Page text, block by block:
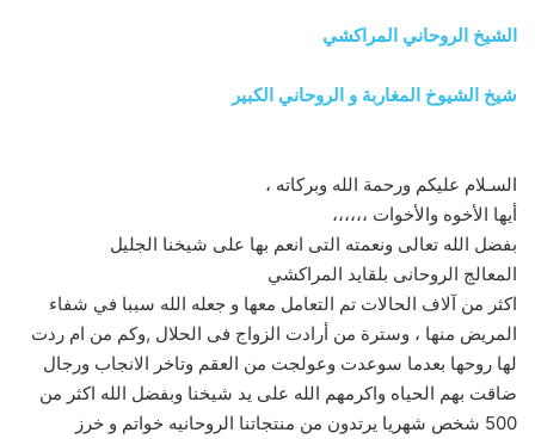
الشيخ الروحاني المراكشي
شيخ الشيوخ المغاربة و الروحاني الكبير
السـلام عليكم ورحمة الله وبركاته ،
أيها الأخوه والأخوات ،،،،،،
بفضل الله تعالى ونعمته التى انعم بها على شيخنا الجليل
المعالج الروحانى بلقايد المراكشي
اكثر من آلاف الحالات تم التعامل معها و جعله الله سببا في شفاء
المريض منها ، وسترة من أرادت الزواج فى الحلال ,وكم من ام ردت
لها روحها بعدما سوعدت وعولجت من العقم وتاخر الانجاب ورجال
ضاقت بهم الحياه واكرمهم الله على يد شيخنا وبفضل الله اكثر من
500 شخص شهريا يرتدون من منتجاتنا الروحانيه خواتم و خرز